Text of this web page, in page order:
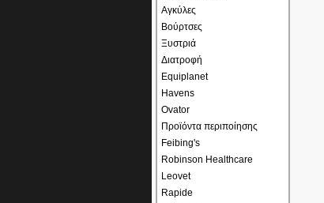
Αγκύλες
Βούρτσες
Ξυστριά
Διατροφή
Equiplanet
Havens
Ovator
Προϊόντα περιποίησης
Feibing's
Robinson Healthcare
Leovet
Rapide